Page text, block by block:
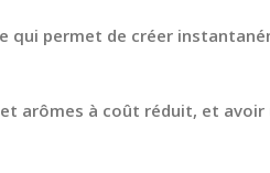
qui permet de créer
arômes à coût réduit, et